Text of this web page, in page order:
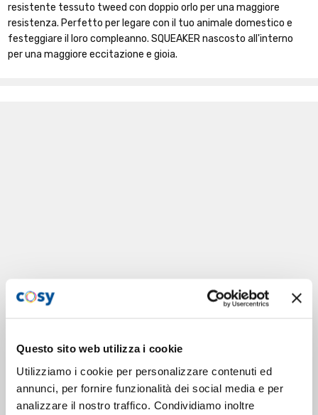
Questo sito web utilizza i cookie
Utilizziamo i cookie per personalizzare contenuti ed
annunci, per fornire funzionalità dei social media e per
analizzare il nostro traffico. Condividiamo inoltre
resistente tessuto tweed con doppio orlo per una maggiore
resistenza. Perfetto per legare con il tuo animale domestico e
festeggiare il loro compleanno. SQUEAKER nascosto all'interno
per una maggiore eccitazione e gioia.